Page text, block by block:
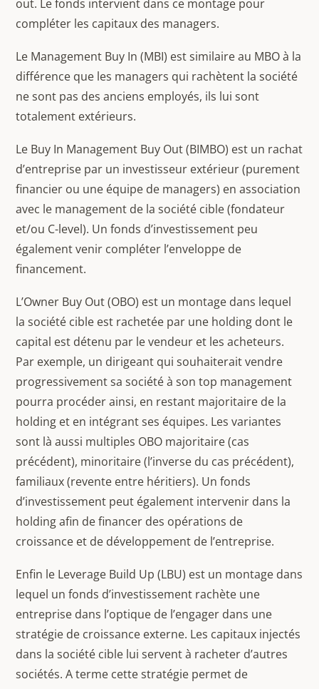
out. Le fonds intervient dans ce montage pour
compléter les capitaux des managers.
Le Management Buy In (MBI) est similaire au MBO à la
différence que les managers qui rachètent la société
ne sont pas des anciens employés, ils lui sont
totalement extérieurs.
Le Buy In Management Buy Out (BIMBO) est un rachat
d’entreprise par un investisseur extérieur (purement
financier ou une équipe de managers) en association
avec le management de la société cible (fondateur
et/ou C-level). Un fonds d’investissement peu
également venir compléter l’enveloppe de
financement.
L’Owner Buy Out (OBO) est un montage dans lequel
la société cible est rachetée par une holding dont le
capital est détenu par le vendeur et les acheteurs.
Par exemple, un dirigeant qui souhaiterait vendre
progressivement sa société à son top management
pourra procéder ainsi, en restant majoritaire de la
holding et en intégrant ses équipes. Les variantes
sont là aussi multiples OBO majoritaire (cas
précédent), minoritaire (l’inverse du cas précédent),
familiaux (revente entre héritiers). Un fonds
d’investissement peut également intervenir dans la
holding afin de financer des opérations de
croissance et de développement de l’entreprise.
Enfin le Leverage Build Up (LBU) est un montage dans
lequel un fonds d’investissement rachète une
entreprise dans l’optique de l’engager dans une
stratégie de croissance externe. Les capitaux injectés
dans la société cible lui servent à racheter d’autres
sociétés. A terme cette stratégie permet de